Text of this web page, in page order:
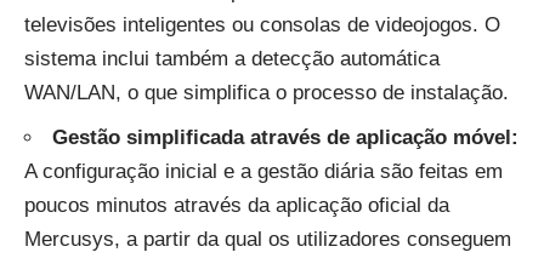
televisões inteligentes ou consolas de videojogos. O
sistema inclui também a detecção automática
WAN/LAN, o que simplifica o processo de instalação.
Gestão simplificada através de aplicação móvel:
A configuração inicial e a gestão diária são feitas em
poucos minutos através da aplicação oficial da
Mercusys, a partir da qual os utilizadores conseguem